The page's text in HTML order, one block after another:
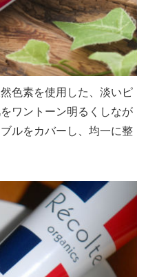
色素を使用した、淡いピ
ワントーン明るくしなが
ルをカバーし、均一に整